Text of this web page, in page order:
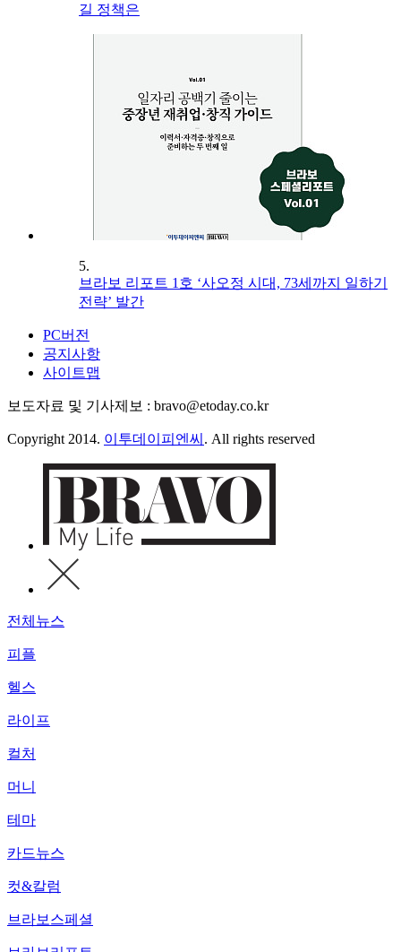
길 정책은
5.
브라보 리포트 1호 ‘사오정 시대, 73세까지 일하기
전략’ 발간
PC버전
공지사항
사이트맵
보도자료 및 기사제보 : bravo@etoday.co.kr
Copyright 2014. 이투데이피엔씨 . All rights reserved
전체뉴스
피플
헬스
라이프
컬처
머니
테마
카드뉴스
컷&칼럼
브라보스페셜